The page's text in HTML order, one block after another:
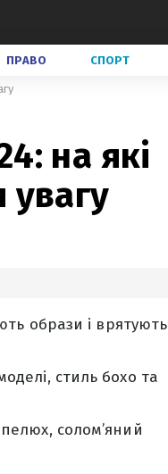
ПРАВО СПОРТ
на які
увагу
образи і врятують
стиль бохо та
солом’яний